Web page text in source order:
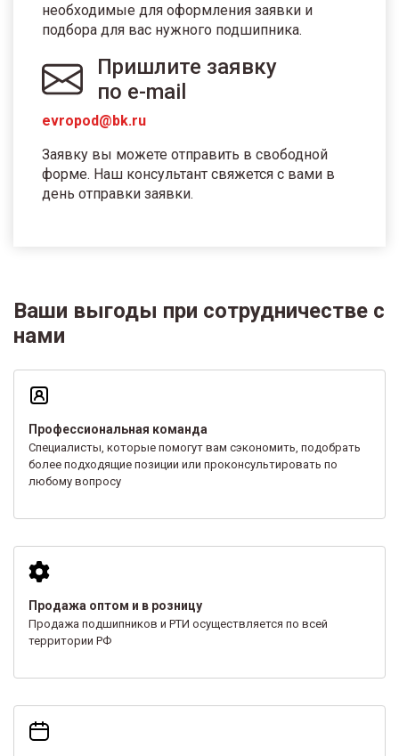
необходимые для оформления заявки и
подбора для вас нужного подшипника.
Пришлите заявку
по e-mail
evropod@bk.ru
Заявку вы можете отправить в свободной
форме. Наш консультант свяжется с вами в
день отправки заявки.
Ваши выгоды при сотрудничестве с
нами
Профессиональная команда
Специалисты, которые помогут вам сэкономить, подобрать
более подходящие позиции или проконсультировать по
любому вопросу
Продажа оптом и в розницу
Продажа подшипников и РТИ осуществляется по всей
территории РФ